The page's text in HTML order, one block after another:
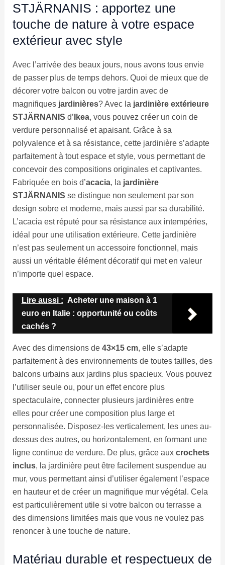
STJÄRNANIS : apportez une
touche de nature à votre espace
extérieur avec style
Avec l’arrivée des beaux jours, nous avons tous envie
de passer plus de temps dehors. Quoi de mieux que de
décorer votre balcon ou votre jardin avec de
magnifiques jardinières? Avec la jardinière extérieure
STJÄRNANIS d’ Ikea, vous pouvez créer un coin de
verdure personnalisé et apaisant. Grâce à sa
polyvalence et à sa résistance, cette jardinière s’adapte
parfaitement à tout espace et style, vous permettant de
concevoir des compositions originales et captivantes.
Fabriquée en bois d’acacia, la jardinière
STJÄRNANIS se distingue non seulement par son
design sobre et moderne, mais aussi par sa durabilité.
L’acacia est réputé pour sa résistance aux intempéries,
idéal pour une utilisation extérieure. Cette jardinière
n’est pas seulement un accessoire fonctionnel, mais
aussi un véritable élément décoratif qui met en valeur
n’importe quel espace.
Lire aussi : Acheter une maison à 1
euro en Italie : opportunité ou coûts
cachés ?
Avec des dimensions de 43×15 cm, elle s’adapte
parfaitement à des environnements de toutes tailles, des
balcons urbains aux jardins plus spacieux. Vous pouvez
l’utiliser seule ou, pour un effet encore plus
spectaculaire, connecter plusieurs jardinières entre
elles pour créer une composition plus large et
personnalisée. Disposez-les verticalement, les unes au-
dessus des autres, ou horizontalement, en formant une
ligne continue de verdure. De plus, grâce aux crochets
inclus, la jardinière peut être facilement suspendue au
mur, vous permettant ainsi d’utiliser également l’espace
en hauteur et de créer un magnifique mur végétal. Cela
est particulièrement utile si votre balcon ou terrasse a
des dimensions limitées mais que vous ne voulez pas
renoncer à une touche de nature.
Matériau durable et respectueux de